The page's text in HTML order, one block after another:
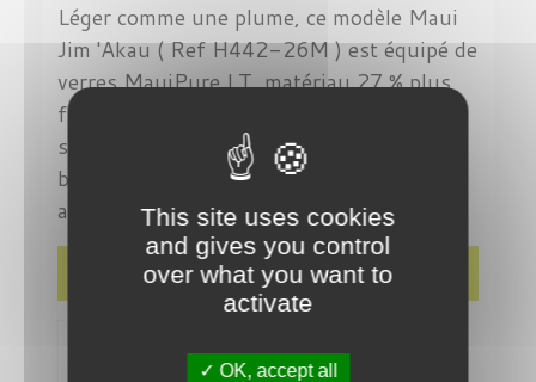
Léger comme une plume, ce modèle Maui
Jim 'Akau ( Ref H442-26M ) est équipé de
verres MauiPure LT, matériau 27 % plus
fin qu'un verre traditionnel.Ces lunettes
sont équipées de coussinets de nez et de
bout de branches pour une meilleur
adaptation.
Détails du produit
This site uses cookies
and gives you control
over what you want to
activate
OK, accept all